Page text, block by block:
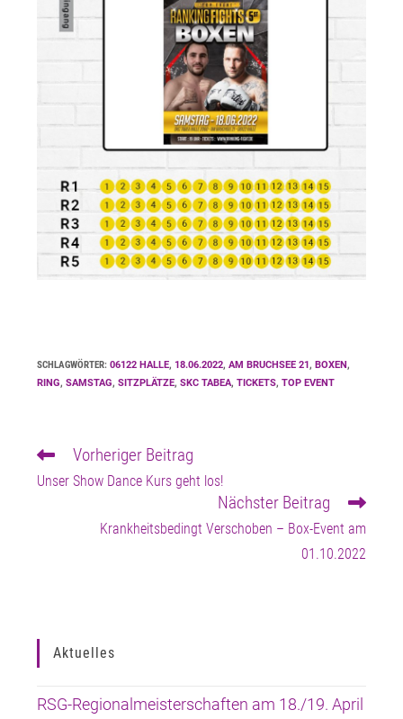
SCHLAGWÖRTER:06122 HALLE, 18.06.2022, AM BRUCHSEE 21, BOXEN,
RING, SAMSTAG, SITZPLÄTZE, SKC TABEA, TICKETS, TOP EVENT
Weitere
ansehen
Vorheriger Beitrag
Unser Show Dance Kurs geht los!
Nächster Beitrag
Krankheitsbedingt Verschoben – Box-Event am
01.10.2022
Aktuelles
RSG-Regionalmeisterschaften am 18./19. April